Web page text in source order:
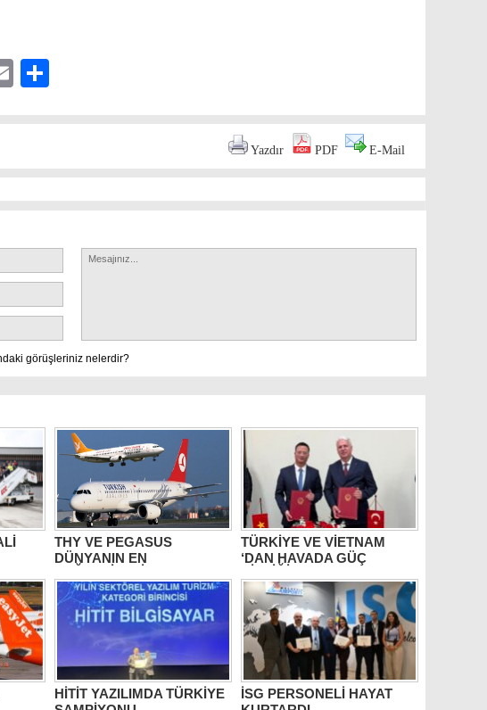
Email
Yazdır PDF E-Mail
görüşleriniz nelerdir?
THY VE PEGASUS
DÜNYANIN EN
TÜRKİYE VE VİETNAM
‘DAN HAVADA GÜÇ
HİTİT YAZILIMDA TÜRKİYE İSG PERSONELİ HAYAT